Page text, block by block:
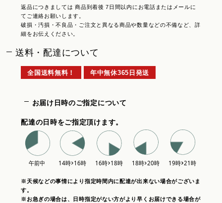
返品につきましては 商品到着後 7日間以内にお電話またはメールに
てご連絡お願いします。
破損・汚損・不良品・ご注文と異なる商品や数量などの不備など、詳
細をお伝えください。
送料・配達について
全国送料無料！ 年中無休365日発送
お届け日時のご指定について
配達の日時をご指定頂けます。
※天候などの事情により指定時間内に配達が出来ない場合がございま
す。
※お急ぎの場合は、日時指定がない方がより早くお届けできる場合が